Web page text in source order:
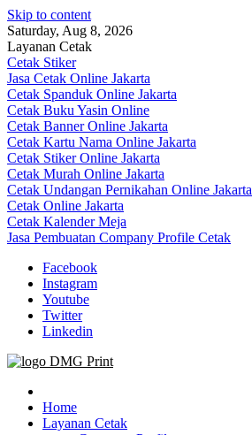
Skip to content
Saturday, Aug 8, 2026
Layanan Cetak
Cetak Stiker
Jasa Cetak Online Jakarta
Cetak Spanduk Online Jakarta
Cetak Buku Yasin Online
Cetak Banner Online Jakarta
Cetak Kartu Nama Online Jakarta
Cetak Stiker Online Jakarta
Cetak Murah Online Jakarta
Cetak Undangan Pernikahan Online Jakarta
Cetak Online Jakarta
Cetak Kalender Meja
Jasa Pembuatan Company Profile Cetak
Facebook
Instagram
Youtube
Twitter
Linkedin
Jasa Cetak Online DMG Printing
Home
Layanan Cetak